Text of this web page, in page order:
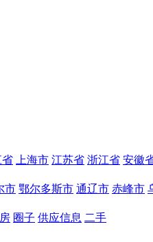
省 上海市 江苏省 浙江省 安徽
市 鄂尔多斯市 通辽市 赤峰市
圈子 供应信息 二手